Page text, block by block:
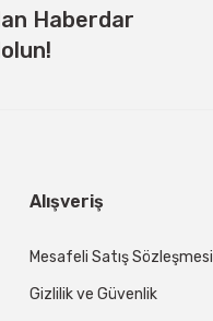
Haberdar
Alışveriş
Mesafeli Satış Sözleşmesi
Gizlilik ve Güvenlik